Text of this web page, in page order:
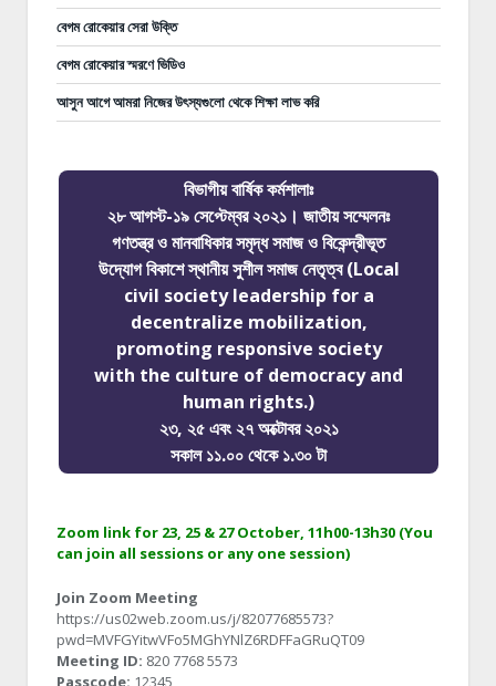
বেগম রোকেয়ার সেরা উক্তি
বেগম রোকেয়ার স্মরণে ভিডিও
আসুন আগে আমরা নিজের উৎস্যগুলো থেকে শিক্ষা লাভ করি
বিভাগীয় বার্ষিক কর্মশালাঃ
২৮ আগস্ট-১৯ সেপ্টেম্বর ২০২১। জাতীয় সম্মেলনঃ
গণতন্ত্র ও মানবাধিকার সমৃদ্ধ সমাজ ও বিকেন্দ্রীভূত
উদ্যোগ বিকাশে স্থানীয় সুশীল সমাজ নেতৃত্ব (Local
civil society leadership for a
decentralize mobilization,
promoting responsive society
with the culture of democracy and
human rights.)
২৩, ২৫ এবং ২৭ অক্টোবর ২০২১
সকাল ১১.০০ থেকে ১.৩০ টা
Zoom link for 23, 25 & 27 October, 11h00-13h30 (You
can join all sessions or any one session)
Join Zoom Meeting
https://us02web.zoom.us/j/82077685573?
pwd=MVFGYitwVFo5MGhYNlZ6RDFFaGRuQT09
Meeting ID: 820 7768 5573
Passcode: 12345